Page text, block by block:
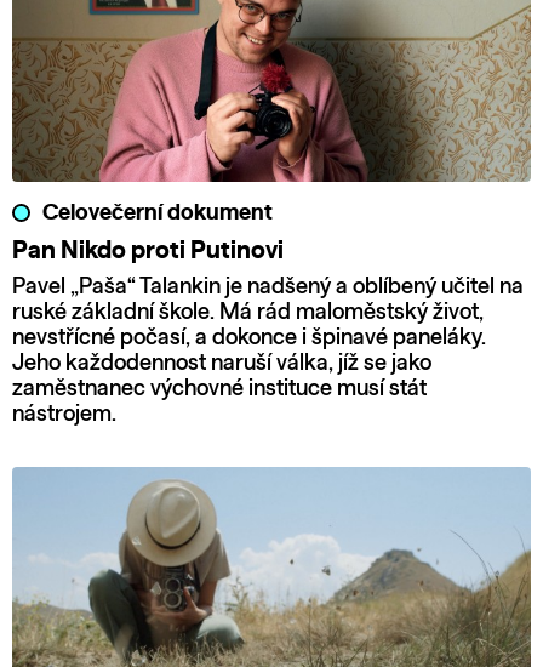
Celovečerní dokument
Pan Nikdo proti Putinovi
Pavel „Paša“ Talankin je nadšený a oblíbený učitel na
ruské základní škole. Má rád maloměstský život,
nevstřícné počasí, a dokonce i špinavé paneláky.
Jeho každodennost naruší válka, jíž se jako
zaměstnanec výchovné instituce musí stát
nástrojem.